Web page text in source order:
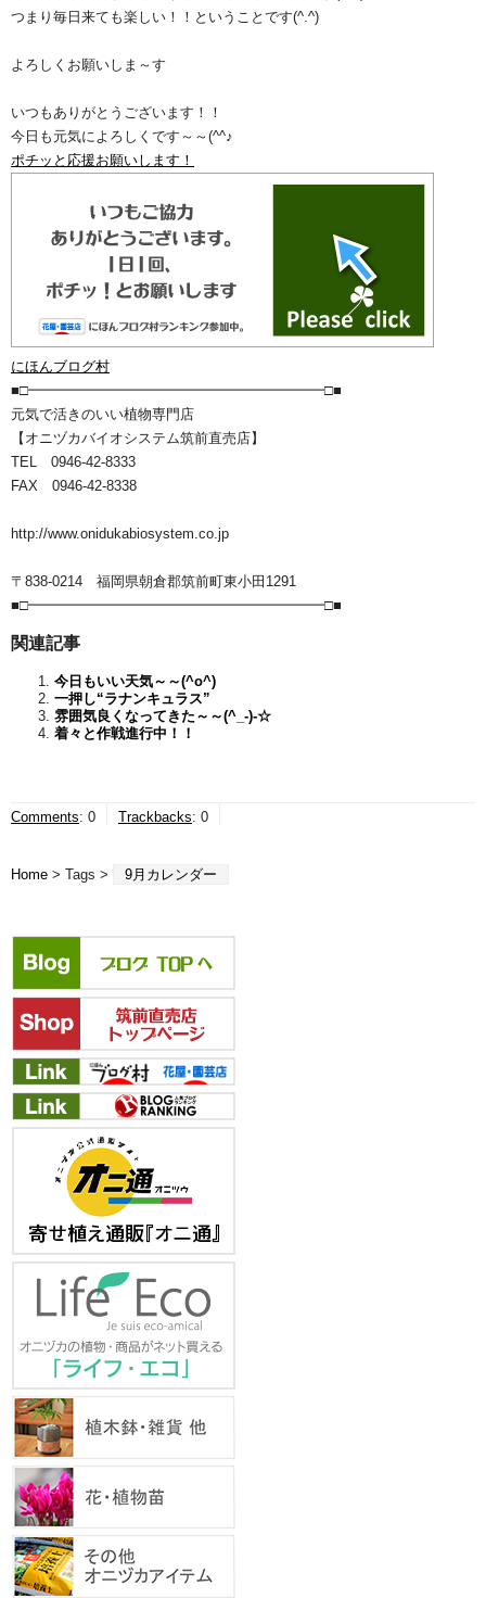
つまり毎日来ても楽しい！！ということです(^.^)
よろしくお願いしま～す
いつもありがとうございます！！
今日も元気によろしくです～～(^^♪
ポチッと応援お願いします！
にほんブログ村
■□━━━━━━━━━━━━━━━━━━━━━□■
元気で活きのいい植物専門店
【オニヅカバイオシステム筑前直売店】
TEL 0946-42-8333
FAX 0946-42-8338
http://www.onidukabiosystem.co.jp
〒838-0214 福岡県朝倉郡筑前町東小田1291
■□━━━━━━━━━━━━━━━━━━━━━□■
関連記事
今日もいい天気～～(^o^)
一押し“ラナンキュラス”
雰囲気良くなってきた～～(^_-)-☆
着々と作戦進行中！！
Comments: 0 Trackbacks: 0
Home > Tags > 9月カレンダー